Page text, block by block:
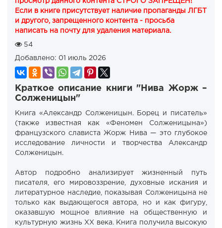
Если в книге присутствует наличие пропаганды ЛГБТ
и другого, запрещенного контента - просьба
написать на почту для удаления материала.
54
Добавлено: 01 июль 2026
Краткое описание книги "Нива Жорж –
Солженицын"
Книга «Александр Солженицын. Борец и писатель»
(также известная как «Феномен Солженицына»)
французского слависта Жорж Нива — это глубокое
исследование личности и творчества Александр
Солженицын.
Автор подробно анализирует жизненный путь
писателя, его мировоззрение, духовные искания и
литературное наследие, показывая Солженицына не
только как выдающегося автора, но и как фигуру,
оказавшую мощное влияние на общественную и
культурную жизнь XX века. Книга получила высокую